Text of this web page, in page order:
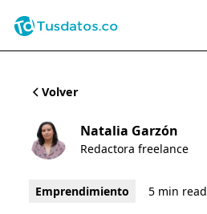
Volver
Natalia Garzón
Redactora freelance
Emprendimiento 5 min read